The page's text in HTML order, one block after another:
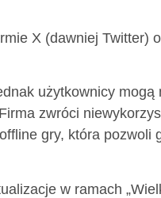
X (dawniej Twitter)
użytkownicy mogą
zwróci
gry, która pozwoli
w ramach